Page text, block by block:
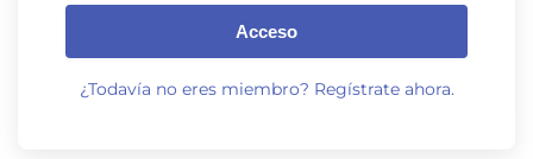
Acceso
¿Todavía no eres miembro? Regístrate ahora.